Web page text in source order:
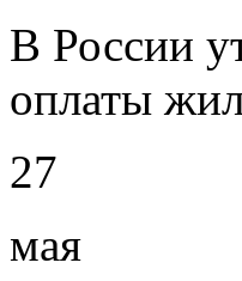
В России
оплаты
27
мая